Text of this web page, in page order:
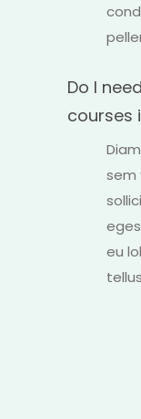
Do I
courses
sem
eu